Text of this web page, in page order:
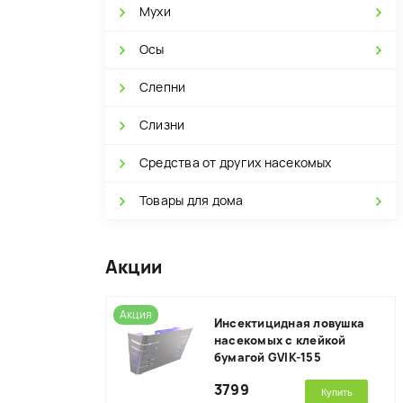
Мухи
Осы
Слепни
Слизни
Средства от других насекомых
Товары для дома
Акции
Акция
Инсектицидная ловушка
насекомых с клейкой
бумагой GVIK-155
3799
Купить